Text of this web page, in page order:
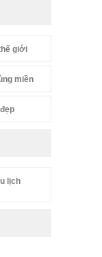
giới
miền
lịch